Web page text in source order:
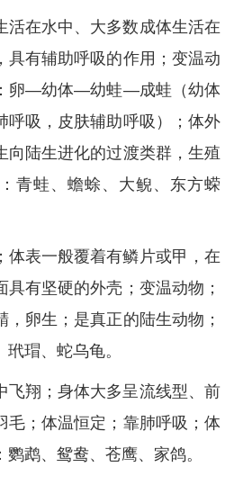
活在水中、大多数成体生活在
具有辅助呼吸的作用；变温动
卵—幼体—幼蛙—成蛙（幼体
呼吸，皮肤辅助呼吸）；体外
向陆生进化的过渡类群，生殖
青蛙、蟾蜍、大鲵、东方蝾
体表一般覆着有鳞片或甲，在
具有坚硬的外壳；变温动物；
卵生；是真正的陆生动物；
瑁、蛇乌龟。
飞翔；身体大多呈流线型、前
毛；体温恒定；靠肺呼吸；体
鹉、鸳鸯、苍鹰、家鸽。